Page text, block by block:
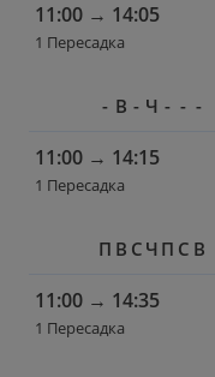
11:00 → 14:05
1 Пересадка
- В - Ч - - -
11:00 → 14:15
1 Пересадка
П В С Ч П С В
11:00 → 14:35
1 Пересадка